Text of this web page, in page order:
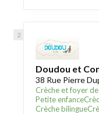
Doudou et
38 Rue Pierre
Crèche et foyer
Petite enfance
Crèche bilingue